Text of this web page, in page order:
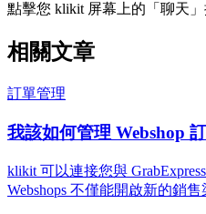
點擊您 klikit 屏幕上的「聊天」
相關文章
訂單管理
我該如何管理 Webshop
klikit 可以連接您與
Webshops 不僅能開啟新的銷